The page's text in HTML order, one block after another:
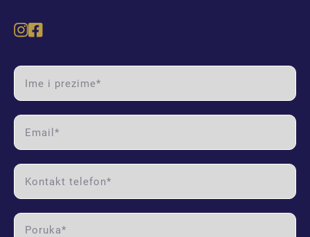
DVOSOBAN STAN IV
DVOSOBAN STAN V
DVOSOBAN STAN VII (RASPRODATO)
name label
email label
phone label
message label